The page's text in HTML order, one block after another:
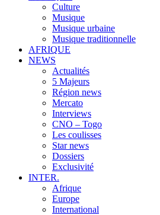
Culture
Musique
Musique urbaine
Musique traditionnelle
AFRIQUE
NEWS
Actualités
5 Majeurs
Région news
Mercato
Interviews
CNO – Togo
Les coulisses
Star news
Dossiers
Exclusivité
INTER.
Afrique
Europe
International